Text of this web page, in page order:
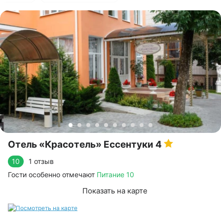
Отель «Красотель» Ессентуки 4
Показать на карте
10
1 отзыв
Гости особенно отмечают Питание 10